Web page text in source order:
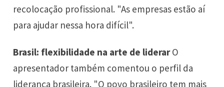
recolocação profissional. "As empresas estão aí
para ajudar nessa hora difícil".
Brasil: flexibilidade na arte de liderarO
apresentador também comentou o perfil da
liderança brasileira. "O povo brasileiro tem mais